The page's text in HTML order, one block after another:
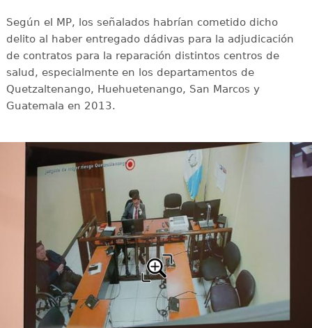
Según el MP, los señalados habrían cometido dicho
delito al haber entregado dádivas para la adjudicación
de contratos para la reparación distintos centros de
salud, especialmente en los departamentos de
Quetzaltenango, Huehuetenango, San Marcos y
Guatemala en 2013.